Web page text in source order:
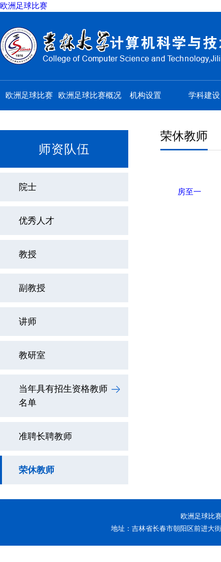
欧洲足球比赛
欧洲足球比赛 欧洲足球比赛概况 机构设置 学科建设
师资队伍
院士
优秀人才
教授
副教授
讲师
教研室
当年具有招生资格教师
名单
准聘长聘教师
荣休教师
荣休教师
房至一
欧洲足球比
地址：吉林省长春市朝阳区前进大